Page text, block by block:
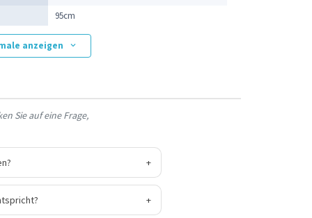
95cm
anzeigen
Sie auf eine Frage,
+
+